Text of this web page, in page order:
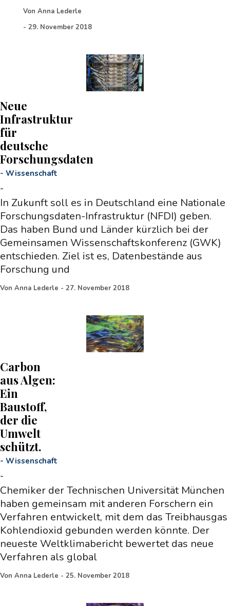
Von Anna Lederle
- 29. November 2018
Neue
Infrastruktur
für
deutsche
Forschungsdaten
- Wissenschaft
-
In Zukunft soll es in Deutschland eine Nationale
Forschungsdaten-Infrastruktur (NFDI) geben.
Das haben Bund und Länder kürzlich bei der
Gemeinsamen Wissenschaftskonferenz (GWK)
entschieden. Ziel ist es, Datenbestände aus
Forschung und
Von Anna Lederle - 27. November 2018
Carbon
aus Algen:
Ein
Baustoff,
der die
Umwelt
schützt.
- Wissenschaft
-
Chemiker der Technischen Universität München
haben gemeinsam mit anderen Forschern ein
Verfahren entwickelt, mit dem das Treibhausgas
Kohlendioxid gebunden werden könnte. Der
neueste Weltklimabericht bewertet das neue
Verfahren als global
Von Anna Lederle - 25. November 2018